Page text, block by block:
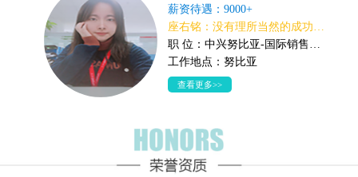
薪资待遇：9000+
工作地点：努比亚
查看更多>>
赵雨薇
薪资待遇：9000+